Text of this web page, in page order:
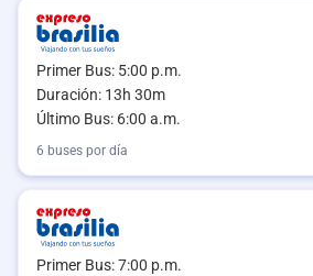
Primer Bus: 5:00 p.m.
Duración: 13h 30m
Último Bus: 6:00 a.m.
6 buses por día
Primer Bus: 7:00 p.m.